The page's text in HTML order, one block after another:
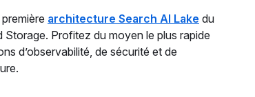
architecture Search AI Lake du
Storage. Profitez du moyen le plus rapide
d’observabilité, de sécurité et de